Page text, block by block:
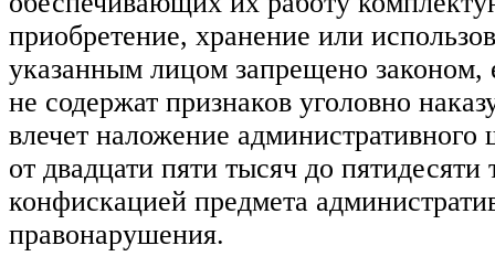
приобретение, хранение или
указанным лицом запрещено законом,
не содержат признаков уголовно
влечет наложение административного
от двадцати пяти тысяч до пятидесяти
конфискацией предмета
правонарушения.